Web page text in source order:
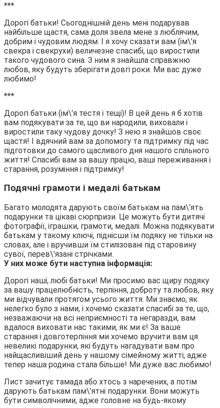
***
Дорогі батьки! Сьогоднішній день мені подарував
найбільше щастя, сама доля звела мене з люблячим,
добрим і чудовим людям. І я хочу сказати вам (ім\’я
свекра і свекрухи) величезне спасибі, що виростили
такого чудового сина. З ним я знайшла справжню
любов, яку будуть зберігати довгі роки. Ми вас дуже
любимо!
***
Дорогі батьки (ім\’я тестя і тещі)! В цей день я б хотів
вам подякувати за те, що ви народили, виховали і
виростили таку чудову дочку! З нею я знайшов своє
щастя! І вдячний вам за допомогу та підтримку під час
підготовки до самого щасливого дня нашого спільного
життя! Спасибі вам за вашу працю, ваші переживання і
старання, розуміння і підтримку!
Подячні грамоти і медалі батькам
Багато молодята дарують своїм батькам на пам\’ять
подарунки та цікаві сюрпризи. Це можуть бути дитячі
фотографії, іграшки, грамоти, медалі. Можна подякувати
батькам у такому ключі, піднісши їм подяку не тільки на
словах, але і вручивши їм стилізовані під старовину
сувої, перев\’язані стрічками.
У них може бути наступна інформація:
Дорогі наші, любі батьки! Ми просимо вас щиру подяку
за вашу працелюбність, терпіння, доброту та любов, яку
ми відчували протягом усього життя. Ми знаємо, як
нелегко було з нами, і хочемо сказати спасибі за те, що,
незважаючи на всі неприємності та негаразди, вам
вдалося виховати нас такими, як ми є! За ваше
старання і довготерпіння ми хочемо вручити вам ця
невеликі подарунки, які будуть нагадувати вам про
найщасливіший день у нашому сімейному житті, адже
тепер наша родина стала більше! Ми дуже вас любимо!
Лист зачитує тамада або хтось з наречених, а потім
дарують батькам пам\’ятні подарунки. Вони можуть
бути символічними, адже головне на будь-якому